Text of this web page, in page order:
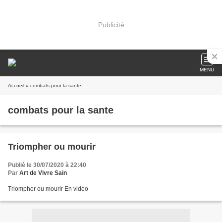
Publicité
MENU
Accueil » combats pour la sante
combats pour la sante
Triompher ou mourir
Publié le 30/07/2020 à 22:40
Par Art de Vivre Sain
Triompher ou mourir En vidéo